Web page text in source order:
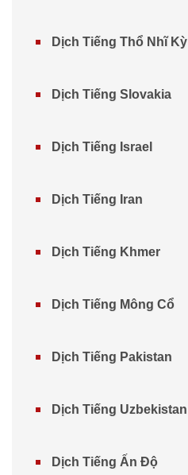
Dịch Tiếng Thổ Nhĩ Kỳ
Dịch Tiếng Slovakia
Dịch Tiếng Israel
Dịch Tiếng Iran
Dịch Tiếng Khmer
Dịch Tiếng Mông Cổ
Dịch Tiếng Pakistan
Dịch Tiếng Uzbekistan
Dịch Tiếng Ấn Độ